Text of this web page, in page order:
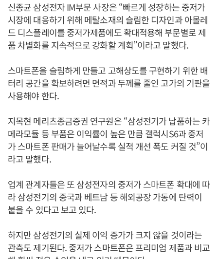
신종균 삼성전자 IM부문 사장은 “빠르게 성장하는 중저가
시장에 대응하기 위해 메탈소재의 슬림한 디자인과 아몰레
드 디스플레이를 중저가제품에도 확대적용해 부문별로 제
품 차별화를 지속적으로 강화할 계획”이라고 말했다.
스마트폰을 슬림하게 만들고 고해상도를 구현하기 위한 배
터리 공간을 확보하려면 면적과 두께를 줄인 고가의 기판을
사용해야 한다.
지목현 메리츠종금증권 연구원은 “삼성전기가 납품하는 카
메라모듈 등 부품은 이익률이 높은 만큼 갤럭시S6과 중저
가 스마트폰 판매가 늘어날수록 실적 개선 폭도 커질 것”이
라고 말했다.
업계 관계자들은 또 삼성전자의 중저가 스마트폰 확대에 따
라 삼성전기의 중국과 베트남 등 해외공장 가동에 탄력이
붙을 수 있다고 보고 있다.
하지만 삼성전기의 실제 이익 증가가 크지 않을 것이라는
관측도 제기된다. 중저가 스마트폰은 프리미엄 제품과 비교